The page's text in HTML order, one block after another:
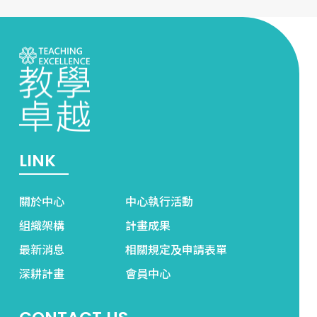
LINK
關於中心
中心執行活動
組織架構
計畫成果
最新消息
相關規定及申請表單
深耕計畫
會員中心